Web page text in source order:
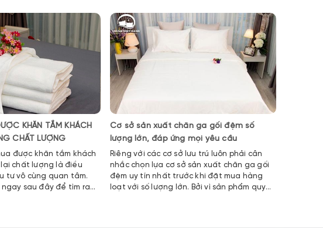
KHĂN TẮM KHÁCH
CHẤT LƯỢNG
được khăn tắm khách
chất lượng là điều
tư vô cùng quan tâm.
sau đây để tìm ra
Cơ sở sản xuất chăn ga gối đệm số
lượng lớn, đáp ứng mọi yêu cầu
Riêng với các cơ sở lưu trú luôn phải cân
nhắc chọn lựa cơ sở sản xuất chăn ga gối
đệm uy tín nhất trước khi đặt mua hàng
loạt với số lượng lớn. Bởi vì sản phẩm quyết